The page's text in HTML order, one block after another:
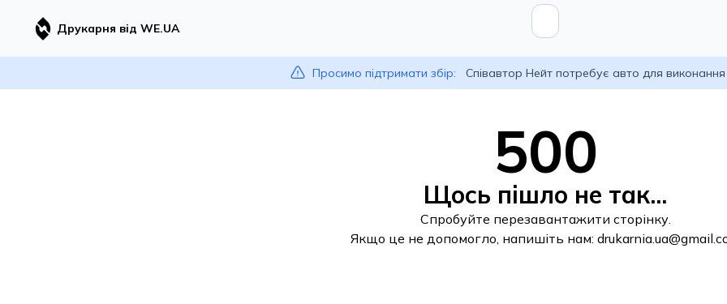
Друкарня від WE.UA
Просимо підтримати збір: Співавтор Нейт потребує авто для
500
Щось пішло не так...
Спробуйте перезавантажити сторінку.
Якщо це не допомогло, напишіть нам: